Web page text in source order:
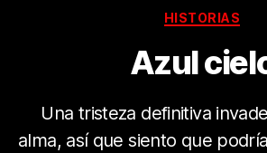
HISTORIAS
Azul
Una tristeza definitiva
alma, así que siento que